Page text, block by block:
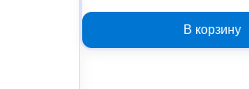
В корзину